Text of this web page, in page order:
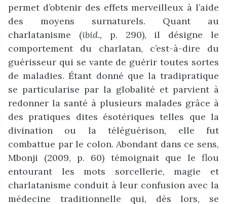
permet d’obtenir des effets merveilleux à l’aide
des moyens surnaturels. Quant au
charlatanisme (ibid., p. 290), il désigne le
comportement du charlatan, c’est-à-dire du
guérisseur qui se vante de guérir toutes sortes
de maladies. Étant donné que la tradipratique
se particularise par la globalité et parvient à
redonner la santé à plusieurs malades grâce à
des pratiques dites ésotériques telles que la
divination ou la téléguérison, elle fut
combattue par le colon. Abondant dans ce sens,
Mbonji (2009, p. 60) témoignait que le flou
entourant les mots sorcellerie, magie et
charlatanisme conduit à leur confusion avec la
médecine traditionnelle qui, dès lors, se